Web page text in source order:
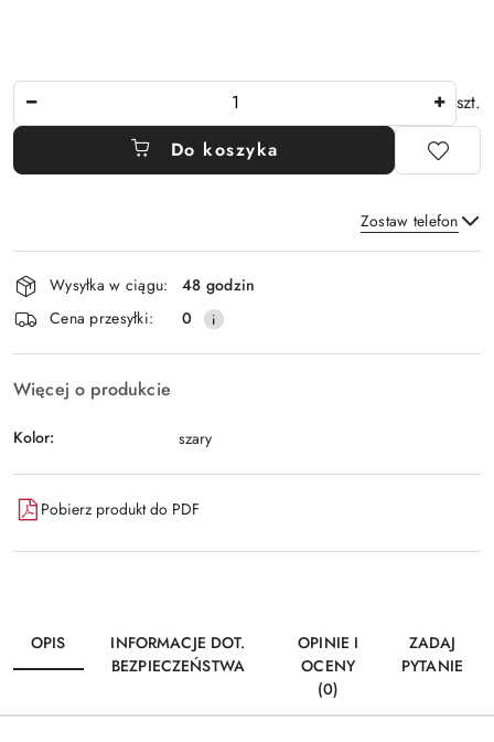
szt.
Do koszyka
Zostaw telefon
Wyślij
Dostępność
i
dostawa
Wysyłka w ciągu:
48 godzin
Cena przesyłki:
0
Więcej o produkcie
Kolor: szary
Pobierz produkt do PDF
OPIS
INFORMACJE DOT.
BEZPIECZEŃSTWA
OPINIE I
OCENY
(0)
ZADAJ
PYTANIE